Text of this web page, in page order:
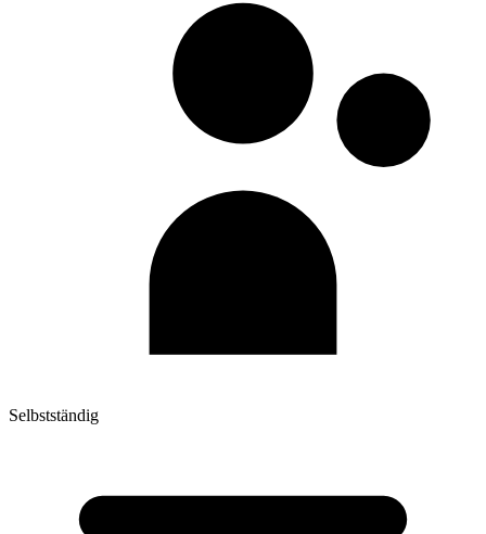
Selbstständig